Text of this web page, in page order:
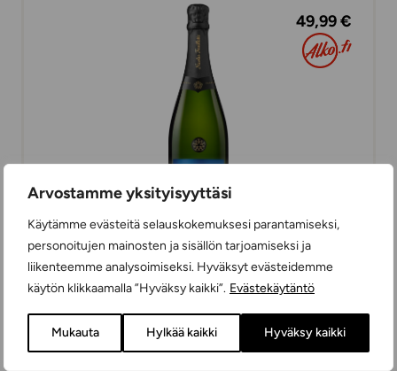
Arvostamme yksityisyyttäsi
Käytämme evästeitä selauskokemuksesi parantamiseksi,
personoitujen mainosten ja sisällön tarjoamiseksi ja
liikenteemme analysoimiseksi. Hyväksyt evästeidemme
käytön klikkaamalla ”Hyväksy kaikki”. Evästekäytäntö
Mukauta Hylkää kaikki Hyväksy kaikki
49,99 €
Nicolas Feuillatte Réserve Exclusive Brut
75cl
SAMPPANJAT
ERITTÄIN KUIVA
75 cl RANSKA